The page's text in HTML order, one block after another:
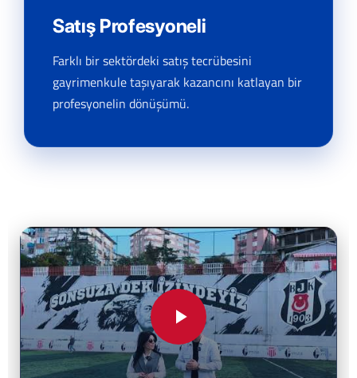
Satış Profesyoneli
Farklı bir sektördeki satış tecrübesini
gayrimenkule taşıyarak kazancını katlayan bir
profesyonelin dönüşümü.